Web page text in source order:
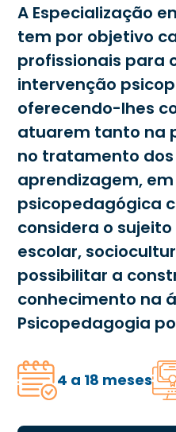
A Especialização
tem por objetivo
profissionais para
intervenção
oferecendo-lhes
atuarem tanto na
no tratamento
aprendizagem,
psicopedagógica
considera o
escolar,
possibilitar a
conhecimento na
Psicopedagogia
4 a 18 meses